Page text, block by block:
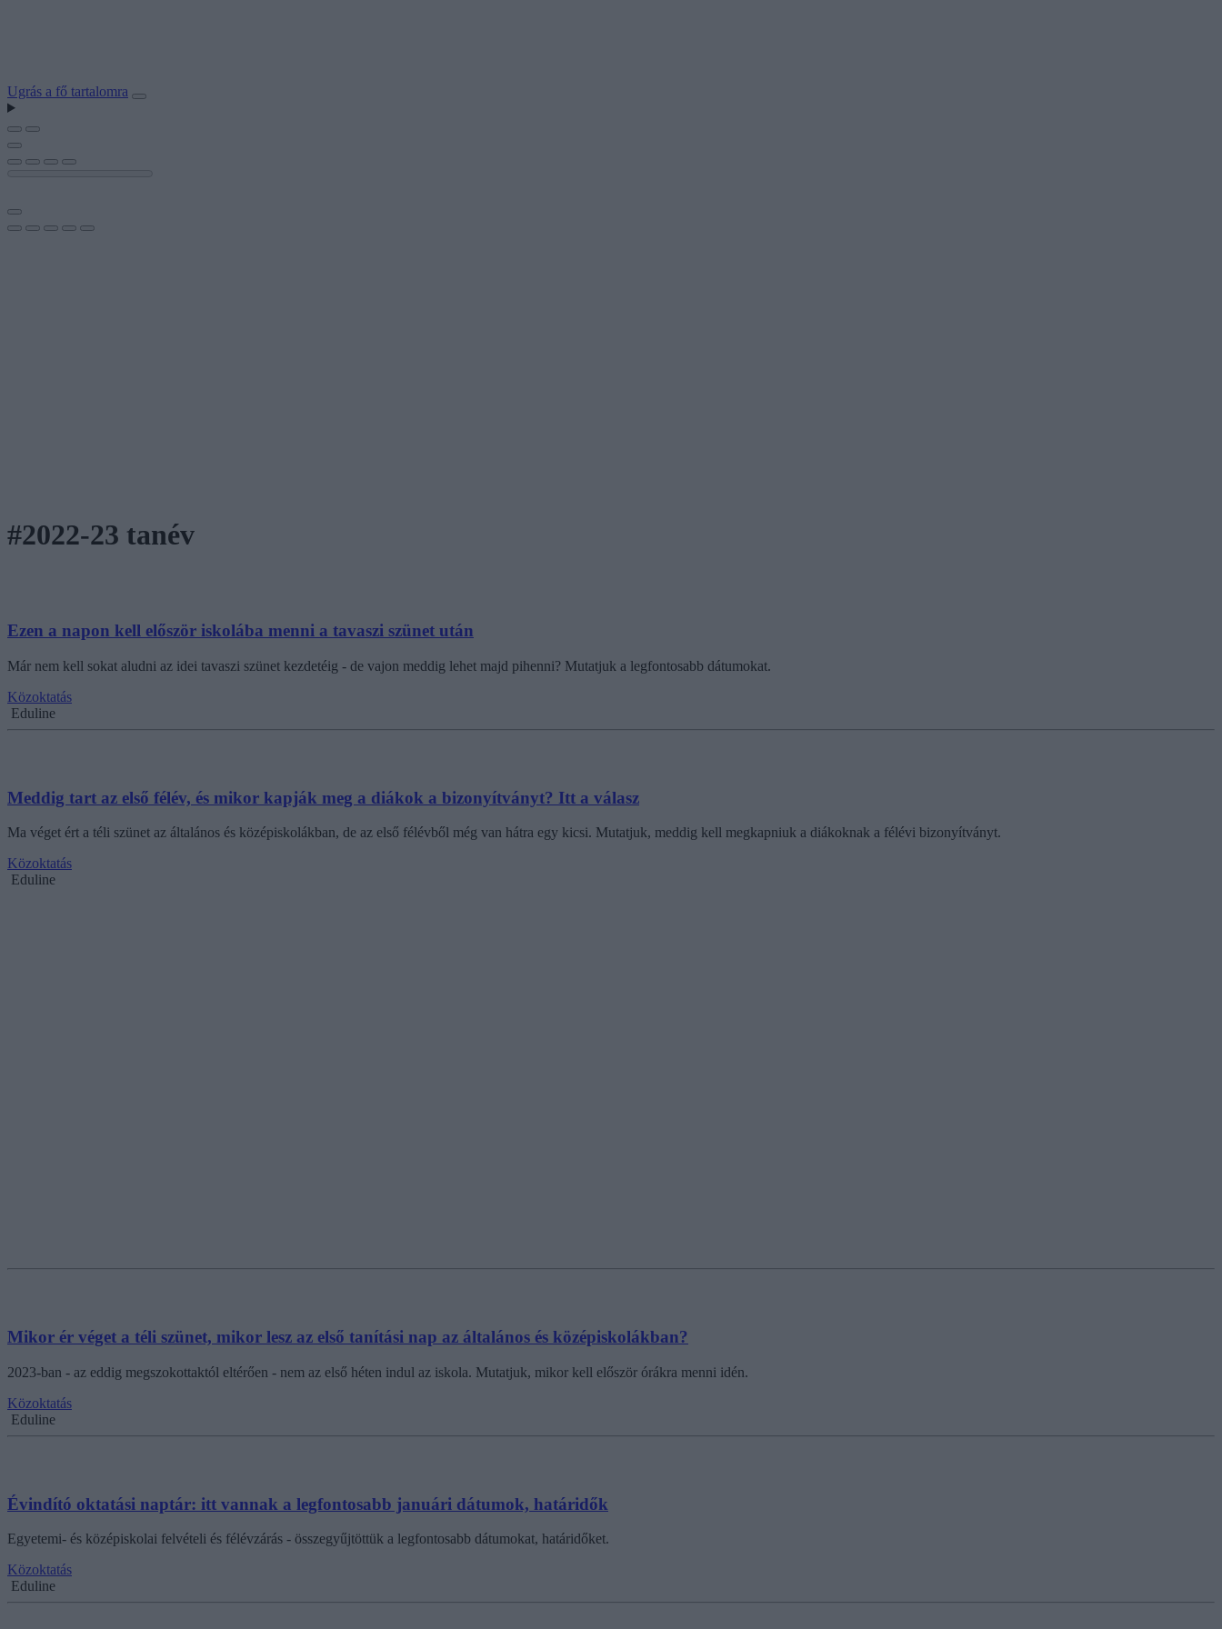
Ugrás a fő tartalomra
#2022-23 tanév
Ezen a napon kell először iskolába menni a tavaszi szünet után
Már nem kell sokat aludni az idei tavaszi szünet kezdetéig - de vajon meddig lehet majd pihenni? Mutatjuk a legfontosabb dátumokat.
Közoktatás
Eduline
Meddig tart az első félév, és mikor kapják meg a diákok a bizonyítványt? Itt a válasz
Ma véget ért a téli szünet az általános és középiskolákban, de az első félévből még van hátra egy kicsi. Mutatjuk, meddig kell megkapniuk a diákoknak a félévi bizonyítványt.
Közoktatás
Eduline
Mikor ér véget a téli szünet, mikor lesz az első tanítási nap az általános és középiskolákban?
2023-ban - az eddig megszokottaktól eltérően - nem az első héten indul az iskola. Mutatjuk, mikor kell először órákra menni idén.
Közoktatás
Eduline
Évindító oktatási naptár: itt vannak a legfontosabb januári dátumok, határidők
Egyetemi- és középiskolai felvételi és félévzárás - összegyűjtöttük a legfontosabb dátumokat, határidőket.
Közoktatás
Eduline